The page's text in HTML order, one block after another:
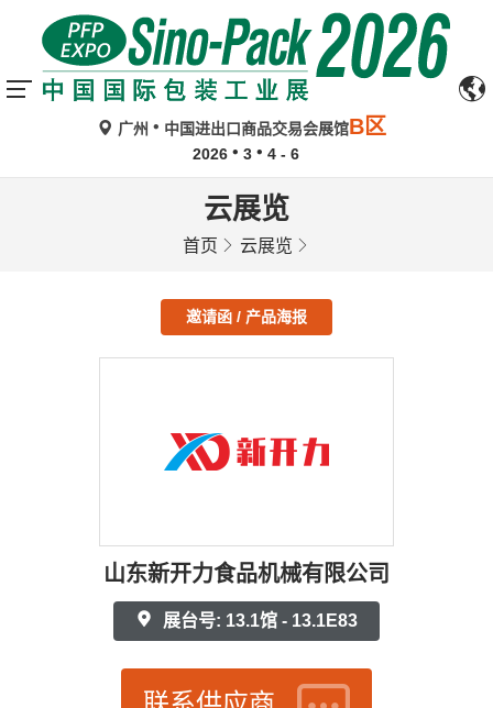
广州 中国进出口商品交易会展馆B区
2026 3 4 - 6
云展览
首页 云展览
邀请函 / 产品海报
山东新开力食品机械有限公司
展台号: 13.1馆 - 13.1E83